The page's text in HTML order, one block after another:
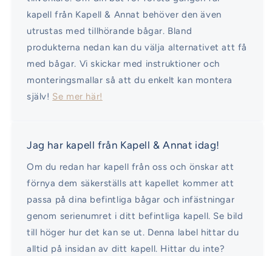
kapell från Kapell & Annat behöver den även
utrustas med tillhörande bågar. Bland
produkterna nedan kan du välja alternativet att få
med bågar. Vi skickar med instruktioner och
monteringsmallar så att du enkelt kan montera
själv! Se mer här!
Jag har kapell från Kapell & Annat idag!
Om du redan har kapell från oss och önskar att
förnya dem säkerställs att kapellet kommer att
passa på dina befintliga bågar och infästningar
genom serienumret i ditt befintliga kapell. Se bild
till höger hur det kan se ut. Denna label hittar du
alltid på insidan av ditt kapell. Hittar du inte?